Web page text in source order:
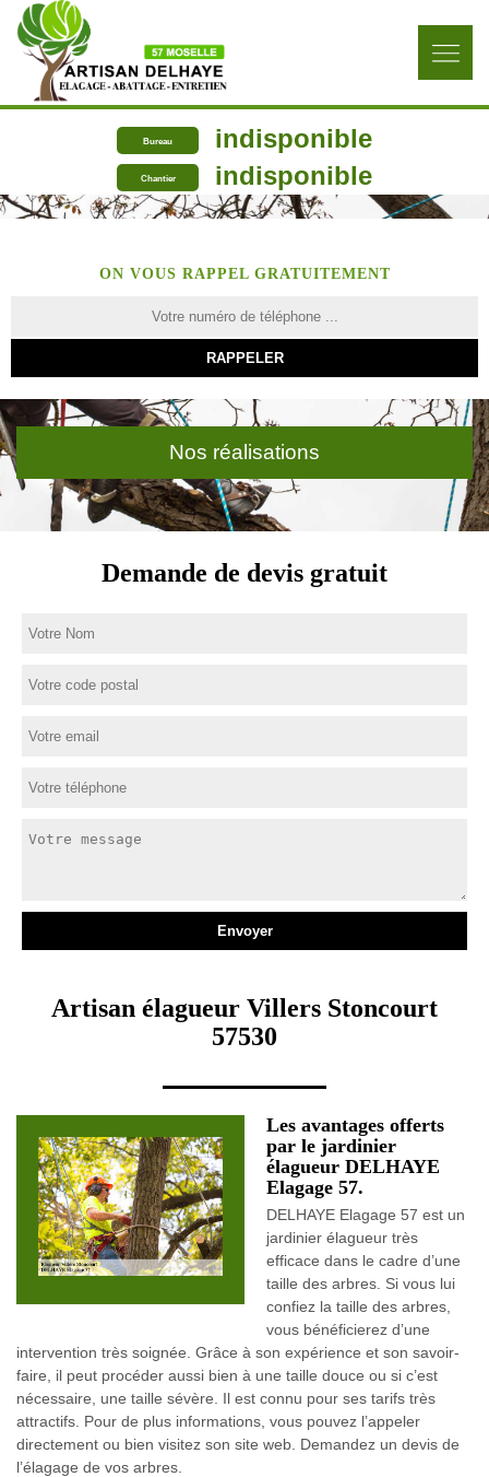
Bureau indisponible
Chantier indisponible
ON VOUS RAPPEL GRATUITEMENT
Nos réalisations
Demande de devis gratuit
Artisan élagueur Villers Stoncourt
57530
Les avantages offerts
par le jardinier
élagueur DELHAYE
Elagage 57.
DELHAYE Elagage 57 est un
jardinier élagueur très
efficace dans le cadre d’une
taille des arbres. Si vous lui
confiez la taille des arbres,
vous bénéficierez d’une
intervention très soignée. Grâce à son expérience et son savoir-
faire, il peut procéder aussi bien à une taille douce ou si c’est
nécessaire, une taille sévère. Il est connu pour ses tarifs très
attractifs. Pour de plus informations, vous pouvez l’appeler
directement ou bien visitez son site web. Demandez un devis de
l’élagage de vos arbres.